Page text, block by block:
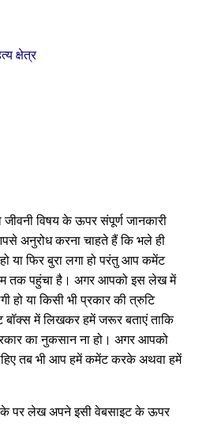
क्षेत्र
विषय के ऊपर संपूर्ण जानकारी
अनुरोध करना चाहते हैं कि भले ही
या फिर बुरा लगा हो परंतु आप कमेंट
तक पहुंचा है। अगर आपको इस लेख में
हो या किसी भी प्रकार की त्रुटि
में लिखकर हमें जरूर बताएं ताकि
प्रकार का नुकसान ना हो। अगर आपको
तब भी आप हमें कमेंट करके अथवा हमें
पर लेख अपने इसी वेबसाइट के ऊपर